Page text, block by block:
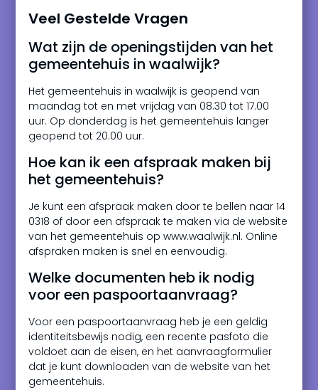
Veel Gestelde Vragen
Wat zijn de openingstijden van het
gemeentehuis in waalwijk?
Het gemeentehuis in waalwijk is geopend van
maandag tot en met vrijdag van 08.30 tot 17.00
uur. Op donderdag is het gemeentehuis langer
geopend tot 20.00 uur.
Hoe kan ik een afspraak maken bij
het gemeentehuis?
Je kunt een afspraak maken door te bellen naar 14
0318 of door een afspraak te maken via de website
van het gemeentehuis op www.waalwijk.nl. Online
afspraken maken is snel en eenvoudig.
Welke documenten heb ik nodig
voor een paspoortaanvraag?
Voor een paspoortaanvraag heb je een geldig
identiteitsbewijs nodig, een recente pasfoto die
voldoet aan de eisen, en het aanvraagformulier
dat je kunt downloaden van de website van het
gemeentehuis.